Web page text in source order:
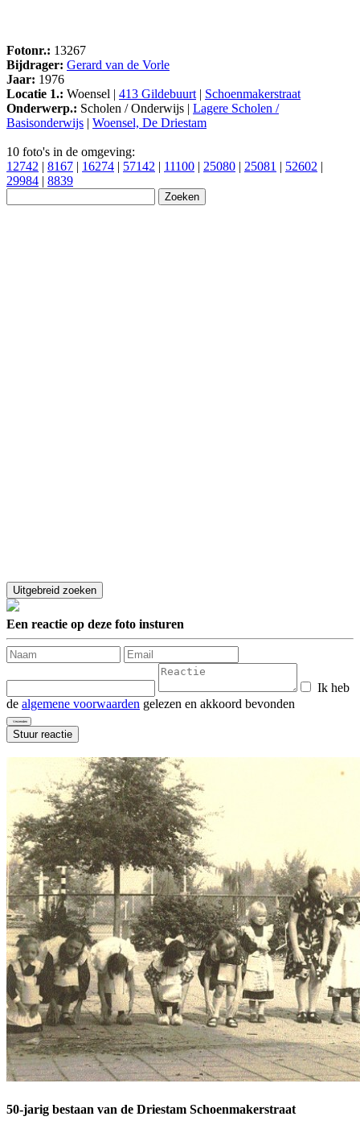
Fotonr.: 13267
Bijdrager: Gerard van de Vorle
Jaar: 1976
Locatie 1.: Woensel | 413 Gildebuurt | Schoenmakerstraat
Onderwerp.: Scholen / Onderwijs | Lagere Scholen /
Basisonderwijs | Woensel, De Driestam
10 foto's in de omgeving:
12742 | 8167 | 16274 | 57142 | 11100 | 25080 | 25081 | 52602 |
29984 | 8839
Een reactie op deze foto insturen
Ik heb
de algemene voorwaarden gelezen en akkoord bevonden
50-jarig bestaan van de Driestam Schoenmakerstraat